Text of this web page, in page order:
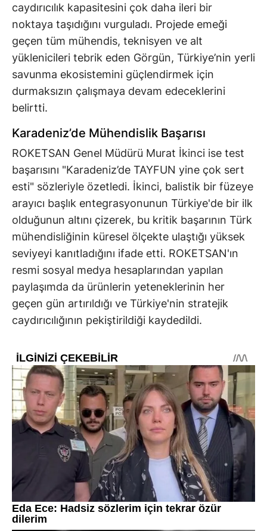
caydırıcılık kapasitesini çok daha ileri bir
noktaya taşıdığını vurguladı. Projede emeği
geçen tüm mühendis, teknisyen ve alt
yüklenicileri tebrik eden Görgün, Türkiye’nin yerli
savunma ekosistemini güçlendirmek için
durmaksızın çalışmaya devam edeceklerini
belirtti.
Karadeniz’de Mühendislik Başarısı
ROKETSAN Genel Müdürü Murat İkinci ise test
başarısını "Karadeniz’de TAYFUN yine çok sert
esti" sözleriyle özetledi. İkinci, balistik bir füzeye
arayıcı başlık entegrasyonunun Türkiye'de bir ilk
olduğunun altını çizerek, bu kritik başarının Türk
mühendisliğinin küresel ölçekte ulaştığı yüksek
seviyeyi kanıtladığını ifade etti. ROKETSAN'ın
resmi sosyal medya hesaplarından yapılan
paylaşımda da ürünlerin yeteneklerinin her
geçen gün artırıldığı ve Türkiye'nin stratejik
caydırıcılığının pekiştirildiği kaydedildi.